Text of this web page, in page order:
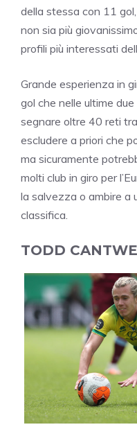
della stessa con 11
non sia più
profili più interessati
Grande esperienza in
gol che nelle ultime
segnare oltre 40 reti
escludere a priori che
ma sicuramente
molti club in giro per
la salvezza o ambire a
classifica.
TODD